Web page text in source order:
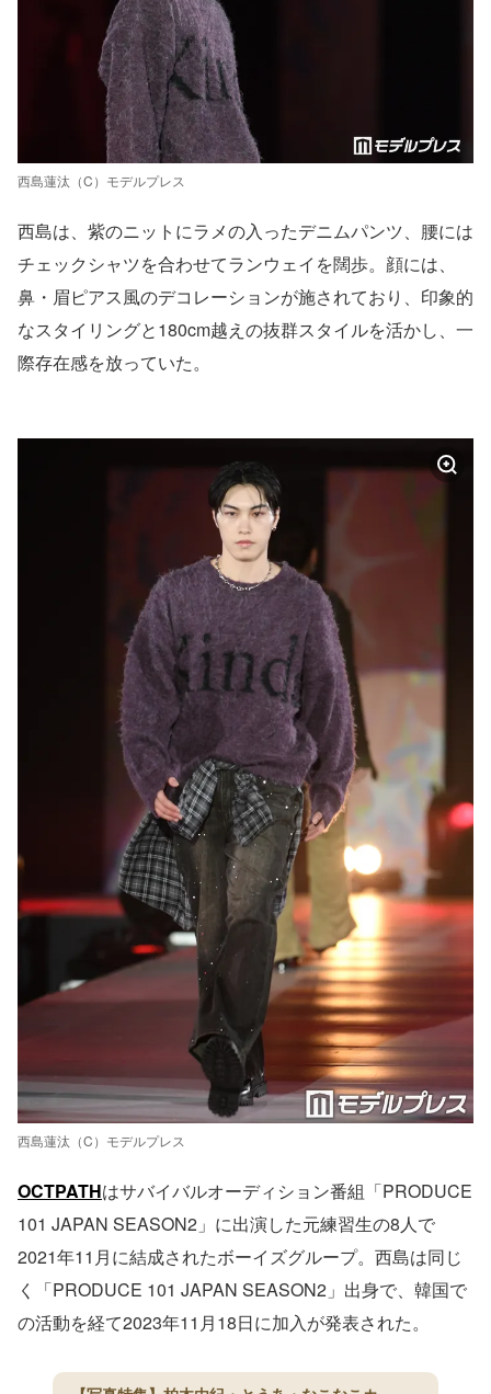
西島蓮汰（C）モデルプレス
西島は、紫のニットにラメの入ったデニムパンツ、腰には
チェックシャツを合わせてランウェイを闊歩。顔には、
鼻・眉ピアス風のデコレーションが施されており、印象的
なスタイリングと180cm越えの抜群スタイルを活かし、一
際存在感を放っていた。
西島蓮汰（C）モデルプレス
OCTPATHはサバイバルオーディション番組「PRODUCE
101 JAPAN SEASON2」に出演した元練習生の8人で
2021年11月に結成されたボーイズグループ。西島は同じ
く「PRODUCE 101 JAPAN SEASON2」出身で、韓国で
の活動を経て2023年11月18日に加入が発表された。